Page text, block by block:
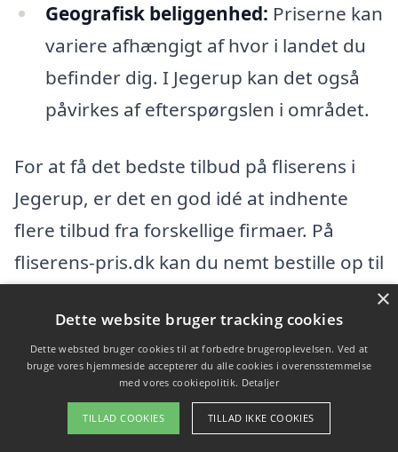
Geografisk beliggenhed: Priserne kan
variere afhængigt af hvor i landet du
befinder dig. I Jegerup kan det også
påvirkes af efterspørgslen i området.
For at få det bedste tilbud på fliserens i
Jegerup, er det en god idé at indhente
flere tilbud fra forskellige firmaer. På
fliserens-pris.dk kan du nemt bestille op til
lokale fagfolk. Dette giver dig mulighed
for at sammenligne priser og services, så
du kan vælge det tilbud, der passer bedst
til dine behov og budget.
×
Dette website bruger tracking cookies
Dette websted bruger cookies til at forbedre brugeroplevelsen. Ved at
bruge vores hjemmeside accepterer du alle cookies i overensstemmelse
med vores cookiepolitik. Detaljer
TILLAD COOKIES TILLAD IKKE COOKIES